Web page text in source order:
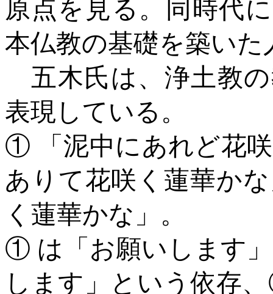
原点を見る。同時代
本仏教の基礎を築い
五木氏は、浄土教
表現している。
① 「泥中にあれど花
ありて花咲く蓮華か
く蓮華かな」。
① は「お願いします
します」という依存